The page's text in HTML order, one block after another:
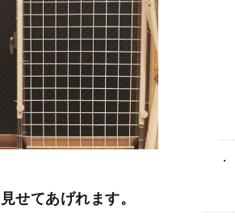
せてあげれます。